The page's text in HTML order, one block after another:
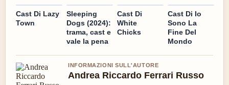
Cast Di Lazy
Town
Sleeping
Dogs (2024):
trama, cast e
vale la pena
Cast Di
White
Chicks
Cast Di Io
Sono La
Fine Del
Mondo
INFORMAZIONI SULL'AUTORE
Andrea Riccardo Ferrari Russo